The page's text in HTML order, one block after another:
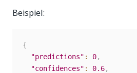
Beispiel:
{
"predictions" : 0,
"confidences" : 0.6,